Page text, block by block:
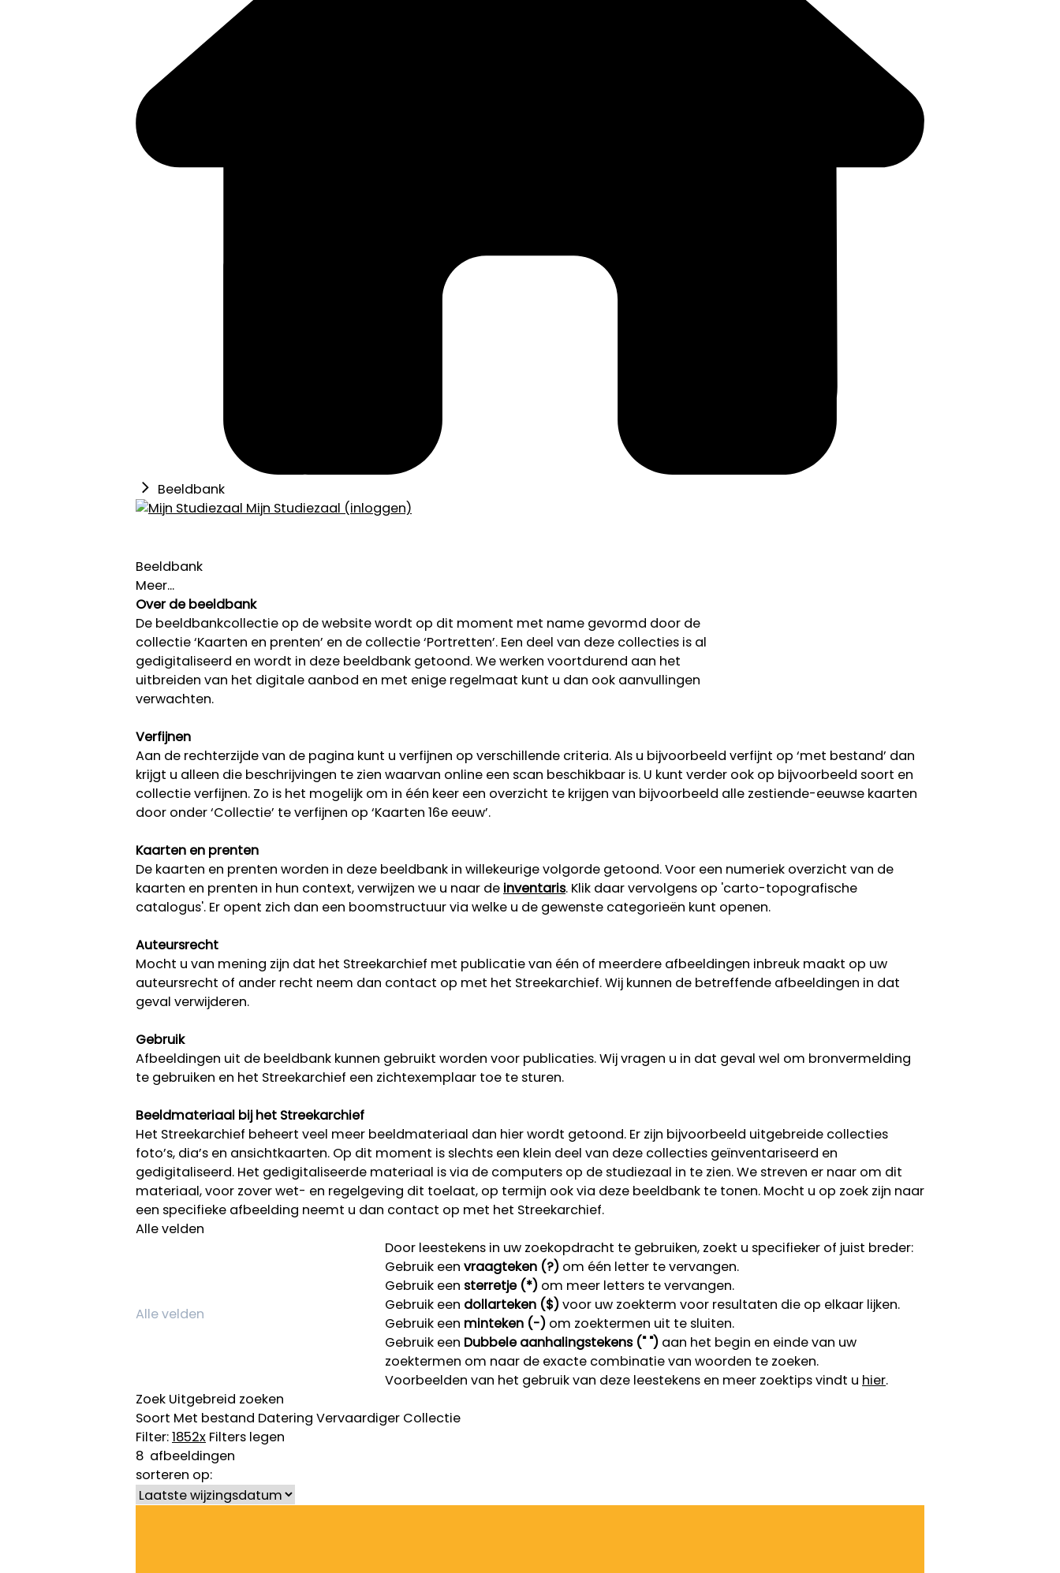
Beeldbank
Mijn Studiezaal (inloggen)
Beeldbank
Meer...
Over de beeldbank
De beeldbankcollectie op de website wordt op dit moment met name gevormd door de
collectie ‘Kaarten en prenten’ en de collectie ‘Portretten’. Een deel van deze collecties is al
gedigitaliseerd en wordt in deze beeldbank getoond. We werken voortdurend aan het
uitbreiden van het digitale aanbod en met enige regelmaat kunt u dan ook aanvullingen
verwachten.
Verfijnen
Aan de rechterzijde van de pagina kunt u verfijnen op verschillende criteria. Als u bijvoorbeeld verfijnt op ‘met bestand’ dan
krijgt u alleen die beschrijvingen te zien waarvan online een scan beschikbaar is. U kunt verder ook op bijvoorbeeld soort en
collectie verfijnen. Zo is het mogelijk om in één keer een overzicht te krijgen van bijvoorbeeld alle zestiende-eeuwse kaarten
door onder ‘Collectie’ te verfijnen op ‘Kaarten 16e eeuw’.
Kaarten en prenten
De kaarten en prenten worden in deze beeldbank in willekeurige volgorde getoond. Voor een numeriek overzicht van de
kaarten en prenten in hun context, verwijzen we u naar de inventaris. Klik daar vervolgens op 'carto-topografische
catalogus'. Er opent zich dan een boomstructuur via welke u de gewenste categorieën kunt openen.
Auteursrecht
Mocht u van mening zijn dat het Streekarchief met publicatie van één of meerdere afbeeldingen inbreuk maakt op uw
auteursrecht of ander recht neem dan contact op met het Streekarchief. Wij kunnen de betreffende afbeeldingen in dat
geval verwijderen.
Gebruik
Afbeeldingen uit de beeldbank kunnen gebruikt worden voor publicaties. Wij vragen u in dat geval wel om bronvermelding
te gebruiken en het Streekarchief een zichtexemplaar toe te sturen.
Beeldmateriaal bij het Streekarchief
Het Streekarchief beheert veel meer beeldmateriaal dan hier wordt getoond. Er zijn bijvoorbeeld uitgebreide collecties
foto’s, dia’s en ansichtkaarten. Op dit moment is slechts een klein deel van deze collecties geïnventariseerd en
gedigitaliseerd. Het gedigitaliseerde materiaal is via de computers op de studiezaal in te zien. We streven er naar om dit
materiaal, voor zover wet- en regelgeving dit toelaat, op termijn ook via deze beeldbank te tonen. Mocht u op zoek zijn naar
een specifieke afbeelding neemt u dan contact op met het Streekarchief.
Alle velden
Door leestekens in uw zoekopdracht te gebruiken, zoekt u specifieker of juist breder:
Gebruik een vraagteken (?) om één letter te vervangen.
Gebruik een sterretje (*) om meer letters te vervangen.
Gebruik een dollarteken ($)voor uw zoekterm voor resultaten die op elkaar lijken.
Gebruik een minteken (-) om zoektermen uit te sluiten.
Gebruik een Dubbele aanhalingstekens (" ") aan het begin en einde van uw
zoektermen om naar de exacte combinatie van woorden te zoeken.
Voorbeelden van het gebruik van deze leestekens en meer zoektips vindt u hier.
Zoek Uitgebreid zoeken
Soort Met bestand Datering Vervaardiger Collectie
Filter:1852x Filters legen
8 afbeeldingen
sorteren op: